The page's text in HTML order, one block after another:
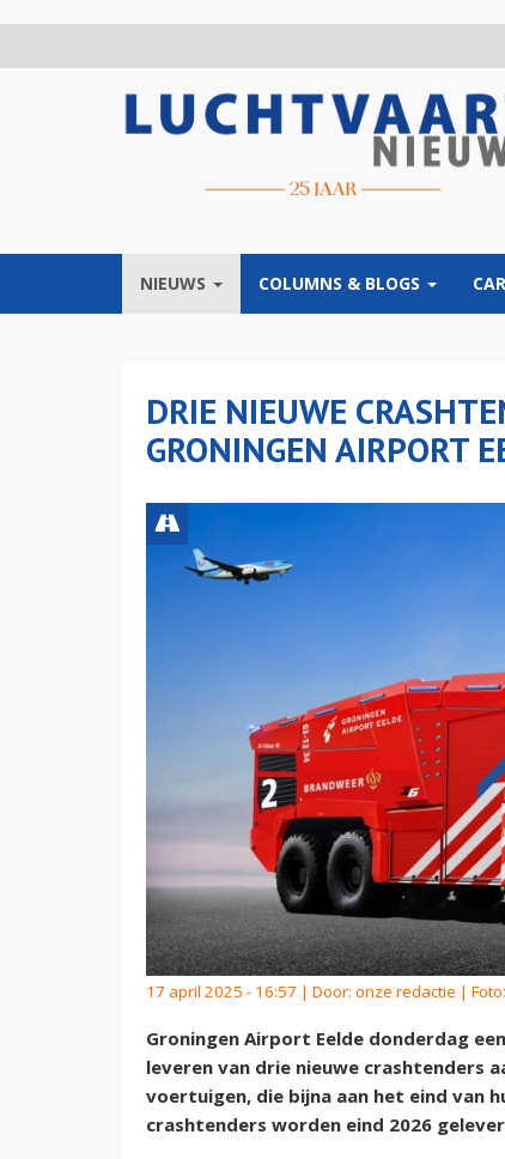
NIEUWS COLUMNS & BLOGS
DRIE NIEUWE
GRONINGEN AIRPORT
17 april 2025 - 16:57 | Door: onze redactie |
Groningen Airport Eelde donderdag
leveren van drie nieuwe crashtenders
voertuigen, die bijna aan het eind van
crashtenders worden eind 2026